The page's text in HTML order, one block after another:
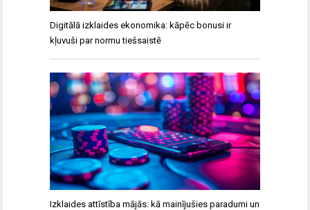
Digitālā izklaides ekonomika: kāpēc bonusi ir
kļuvuši par normu tiešsaistē
Izklaides attīstība mājās: kā mainījušies paradumi un